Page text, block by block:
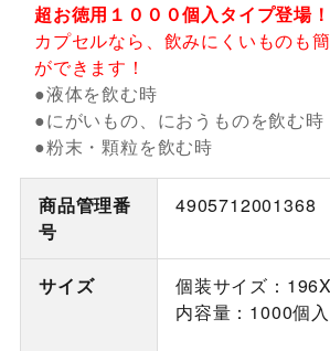
超お徳用１０００個入タイプ登場！
カプセルなら、飲みにくいものも
ができます！
●液体を飲む時
●にがいもの、におうものを飲む時
●粉末・顆粒を飲む時
商品管理番
号
4905712001368
サイズ
個装サイズ：
内容量：1000個入